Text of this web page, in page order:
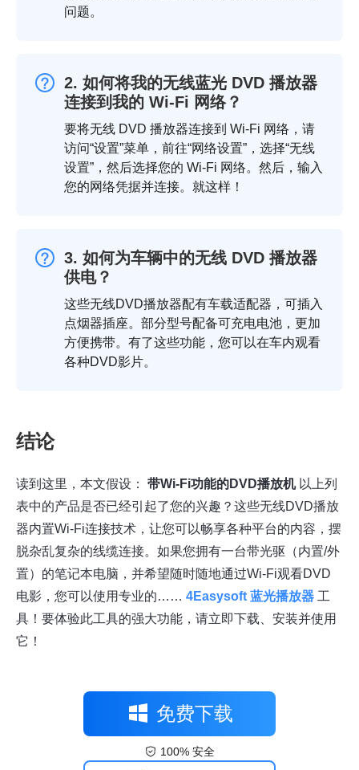
问题。
2. 如何将我的无线蓝光 DVD 播放器
连接到我的 Wi-Fi 网络？
要将无线 DVD 播放器连接到 Wi-Fi 网络，请
访问“设置”菜单，前往“网络设置”，选择“无线
设置”，然后选择您的 Wi-Fi 网络。然后，输入
您的网络凭据并连接。就这样！
3. 如何为车辆中的无线 DVD 播放器
供电？
这些无线DVD播放器配有车载适配器，可插入
点烟器插座。部分型号配备可充电电池，更加
方便携带。有了这些功能，您可以在车内观看
各种DVD影片。
结论
读到这里，本文假设： 带Wi-Fi功能的DVD播放机以上列
表中的产品是否已经引起了您的兴趣？这些无线DVD播放
器内置Wi-Fi连接技术，让您可以畅享各种平台的内容，摆
脱杂乱复杂的线缆连接。如果您拥有一台带光驱（内置/外
置）的笔记本电脑，并希望随时随地通过Wi-Fi观看DVD
电影，您可以使用专业的…… 4Easysoft 蓝光播放器 工
具！要体验此工具的强大功能，请立即下载、安装并使用
它！
免费下载
100% 安全